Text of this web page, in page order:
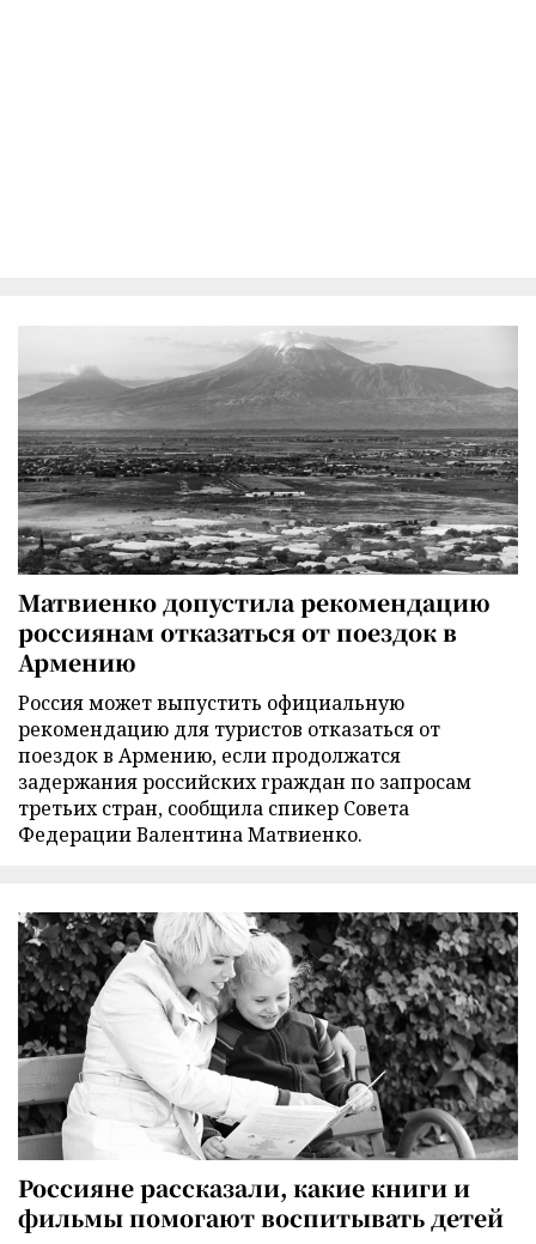
Матвиенко допустила рекомендацию
россиянам отказаться от поездок в
Армению
Россия может выпустить официальную
рекомендацию для туристов отказаться от
поездок в Армению, если продолжатся
задержания российских граждан по запросам
третьих стран, сообщила спикер Совета
Федерации Валентина Матвиенко.
Россияне рассказали, какие книги и
фильмы помогают воспитывать детей